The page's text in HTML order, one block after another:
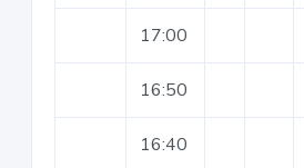
17:00
16:50
16:40